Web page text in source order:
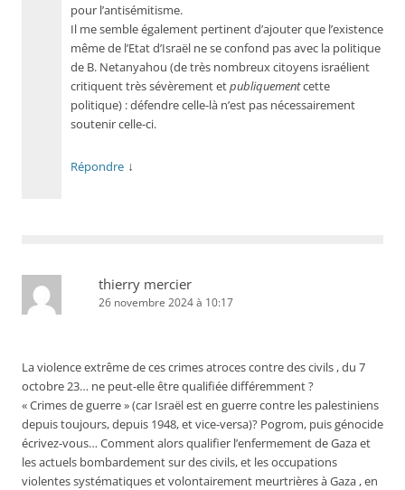
pour l’antisémitisme.
Il me semble également pertinent d’ajouter que l’existence
même de l’Etat d’Israël ne se confond pas avec la politique
de B. Netanyahou (de très nombreux citoyens israélient
critiquent très sévèrement etpubliquementcette
politique) : défendre celle-là n’est pas nécessairement
soutenir celle-ci.
Répondre ↓
thierry mercier
26 novembre 2024 à 10:17
La violence extrême de ces crimes atroces contre des civils , du 7
octobre 23… ne peut-elle être qualifiée différemment ?
« Crimes de guerre » (car Israël est en guerre contre les palestiniens
depuis toujours, depuis 1948, et vice-versa)? Pogrom, puis génocide
écrivez-vous… Comment alors qualifier l’enfermement de Gaza et
les actuels bombardement sur des civils, et les occupations
violentes systématiques et volontairement meurtrières à Gaza , en